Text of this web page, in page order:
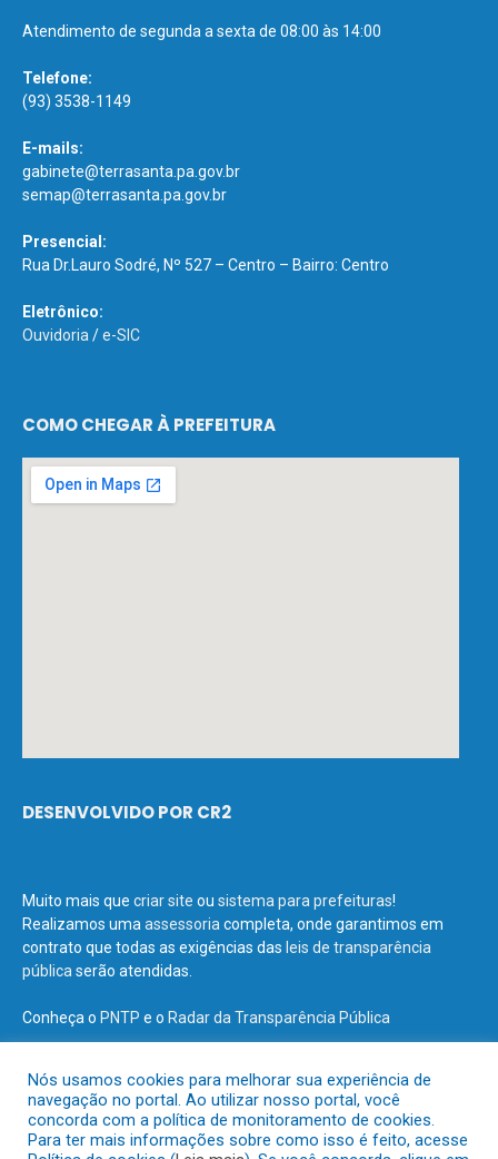
Atendimento de segunda a sexta de 08:00 às 14:00
Telefone:
(93) 3538-1149
E-mails:
gabinete@terrasanta.pa.gov.br
semap@terrasanta.pa.gov.br
Presencial:
Rua Dr.Lauro Sodré, Nº 527 – Centro – Bairro: Centro
Eletrônico:
Ouvidoria /e-SIC
COMO CHEGAR À PREFEITURA
DESENVOLVIDO POR CR2
Muito mais que criar site ou sistema para prefeituras!
Realizamos uma assessoria completa, onde garantimos em
contrato que todas as exigências das leis de transparência
pública serão atendidas.
Conheça o PNTP e o Radar da Transparência Pública
Todos os direitos reservados a Prefeitura Municipal de Terra Santa.
Nós usamos cookies para melhorar sua experiência de
navegação no portal. Ao utilizar nosso portal, você
concorda com a política de monitoramento de cookies.
Para ter mais informações sobre como isso é feito, acesse